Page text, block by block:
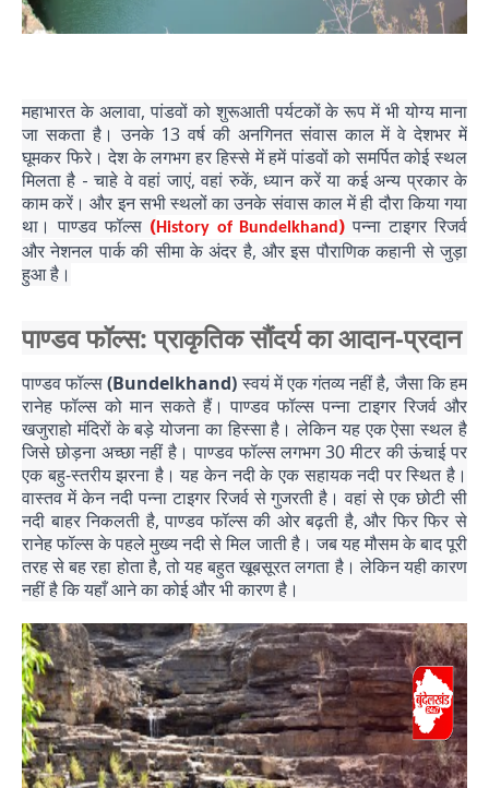
महाभारत के अलावा, पांडवों को शुरूआती पर्यटकों के रूप में भी योग्य माना
जा सकता है। उनके 13 वर्ष की अनगिनत संवास काल में वे देशभर में
घूमकर फिरे। देश के लगभग हर हिस्से में हमें पांडवों को समर्पित कोई स्थल
मिलता है - चाहे वे वहां जाएं, वहां रुकें, ध्यान करें या कई अन्य प्रकार के
काम करें। और इन सभी स्थलों का उनके संवास काल में ही दौरा किया गया
था। पाण्डव फॉल्स ( History of Bundelkhand ) पन्ना टाइगर रिजर्व
और नेशनल पार्क की सीमा के अंदर है, और इस पौराणिक कहानी से जुड़ा
हुआ है।
पाण्डव फॉल्स: प्राकृतिक सौंदर्य का आदान-प्रदान
पाण्डव फॉल्स(Bundelkhand)स्वयं में एक गंतव्य नहीं है, जैसा कि हम
रानेह फॉल्स को मान सकते हैं। पाण्डव फॉल्स पन्ना टाइगर रिजर्व और
खजुराहो मंदिरों के बड़े योजना का हिस्सा है। लेकिन यह एक ऐसा स्थल है
जिसे छोड़ना अच्छा नहीं है। पाण्डव फॉल्स लगभग 30 मीटर की ऊंचाई पर
एक बहु-स्तरीय झरना है। यह केन नदी के एक सहायक नदी पर स्थित है।
वास्तव में केन नदी पन्ना टाइगर रिजर्व से गुजरती है। वहां से एक छोटी सी
नदी बाहर निकलती है, पाण्डव फॉल्स की ओर बढ़ती है, और फिर फिर से
रानेह फॉल्स के पहले मुख्य नदी से मिल जाती है। जब यह मौसम के बाद पूरी
तरह से बह रहा होता है, तो यह बहुत खूबसूरत लगता है। लेकिन यही कारण
नहीं है कि यहाँ आने का कोई और भी कारण है।